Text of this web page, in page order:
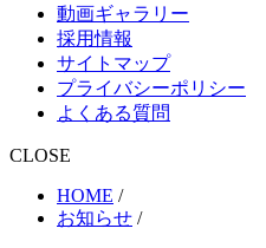
動画ギャラリー
採用情報
サイトマップ
プライバシーポリシー
よくある質問
CLOSE
HOME /
お知らせ /